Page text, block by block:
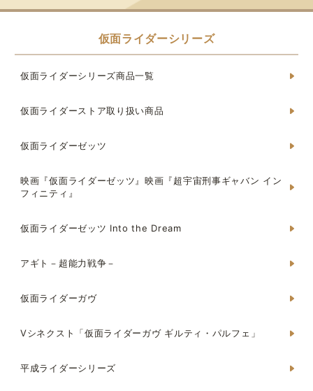
仮面ライダーシリーズ
仮面ライダーシリーズ商品一覧
仮面ライダーストア取り扱い商品
仮面ライダーゼッツ
映画『仮面ライダーゼッツ』映画『超宇宙刑事ギャバン イン
フィニティ』
仮面ライダーゼッツ Into the Dream
アギト－超能力戦争－
仮面ライダーガヴ
Vシネクスト「仮面ライダーガヴ ギルティ・パルフェ」
平成ライダーシリーズ